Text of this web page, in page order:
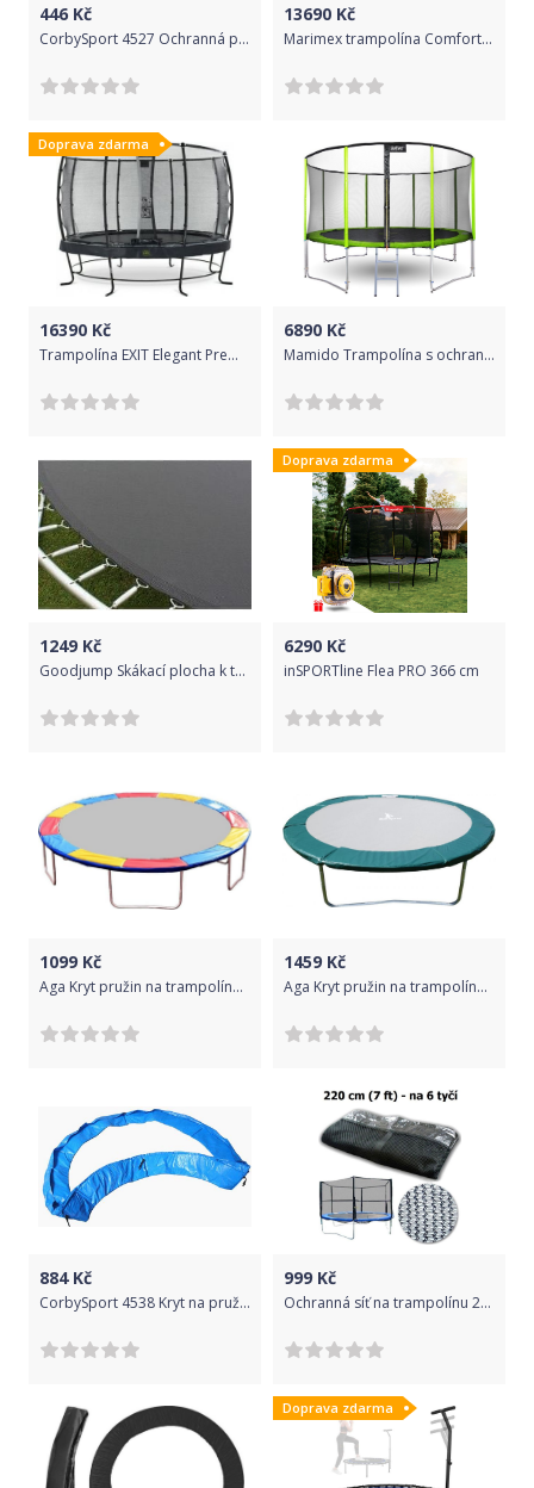
446 Kč
CorbySport 4527 Ochranná plachta na trampolínu 305 cm
13690 Kč
Marimex trampolína Comfort 366 cm, 2022
Doprava zdarma
16390 Kč
Trampolína EXIT Elegant Premium se sítí Deluxe 366 cm Černá
6890 Kč
Mamido Trampolína s ochrannou sítí a žebříkem 366 cm zelená
1249 Kč
Goodjump Skákací plocha k trampolíně 400 cm - na 80 pružin INSIDE
Doprava zdarma
6290 Kč
inSPORTline Flea PRO 366 cm
1099 Kč
Aga Kryt pružin na trampolínu 400 cm Trikolóra
1459 Kč
Aga Kryt pružin na trampolínu 460 cm Dark Green
884Kč
CorbySport 4538 Kryt na pružiny venk. trampolíny 305 cm
999 Kč
Ochranná síť na trampolínu 220 cm (7 ft) na 6 tyčí
Doprava zdarma